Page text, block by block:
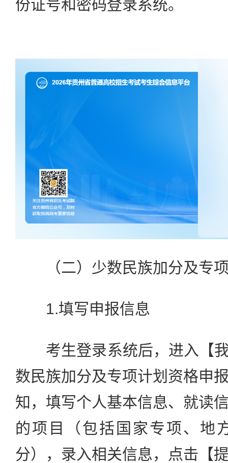
份证号和密码登录系统。
（二）少数民族加分及专项
1.填写申报信息
考生登录系统后，进入【我
数民族加分及专项计划资格申
知，填写个人基本信息、就读
的项目（包括国家专项、地
分），录入相关信息，点击【